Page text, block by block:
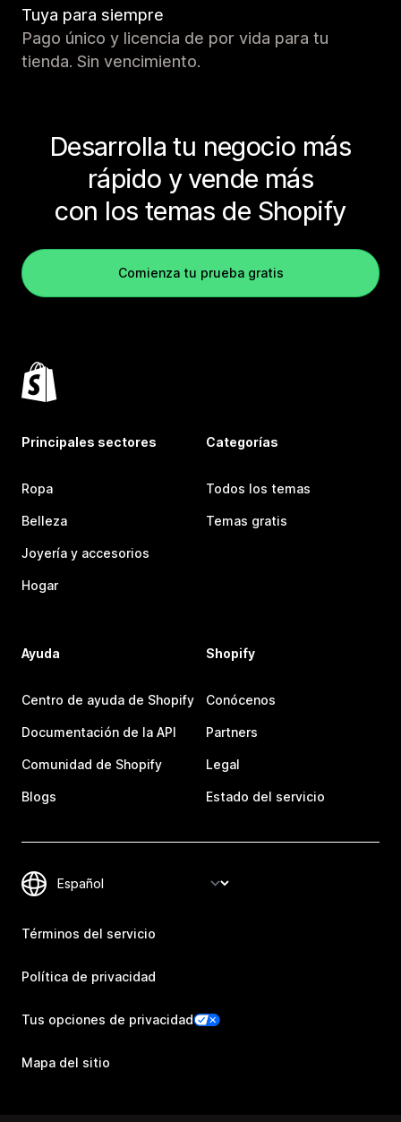
Tuya para siempre
Pago único y licencia de por vida para tu
tienda. Sin vencimiento.
Desarrolla tu negocio más
rápido y vende más
con los temas de Shopify
Comienza tu prueba gratis
Principales sectores
Ropa
Belleza
Joyería y accesorios
Hogar
Categorías
Todos los temas
Temas gratis
Ayuda
Centro de ayuda de Shopify
Documentación de la API
Comunidad de Shopify
Blogs
Shopify
Conócenos
Partners
Legal
Estado del servicio
Términos del servicio
Política de privacidad
Tus opciones de privacidad
Mapa del sitio